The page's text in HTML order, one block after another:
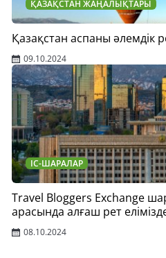
ҚАЗАҚСТАН ЖАҢАЛЫҚТАРЫ
Қазақстан аспаны әлемдік
09.10.2024
ІС-ШАРАЛАР
Travel Bloggers Exchange
арасында алғаш рет
08.10.2024